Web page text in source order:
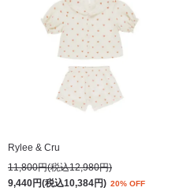
Rylee & Cru
11,800円(税込12,980円)
9,440円(税込10,384円) 20% OFF